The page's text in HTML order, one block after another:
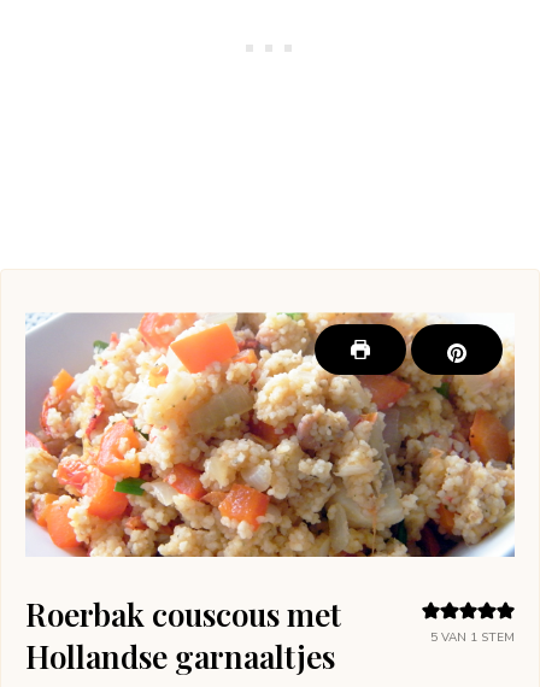
5 VAN 1 STEM
Roerbak couscous met
Hollandse garnaaltjes